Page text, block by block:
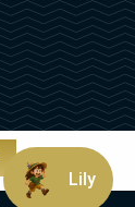
Lily